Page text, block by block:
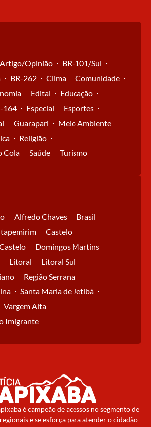
Artigo/Opinião
BR-101/Sul
BR-262 Clima
Comunidade
Edital
Educação
164 Especial
Esportes
Guarapari
Meio Ambiente
Religião
Cola
Saúde Turismo
Alfredo Chaves
Brasil
Castelo
Domingos Martins
Litoral
Litoral Sul
Região Serrana
Santa Maria de Jetibá
Vargem Alta
Imigrante
é campeão de acessos no segmento de
e se esforça para atender o cidadão